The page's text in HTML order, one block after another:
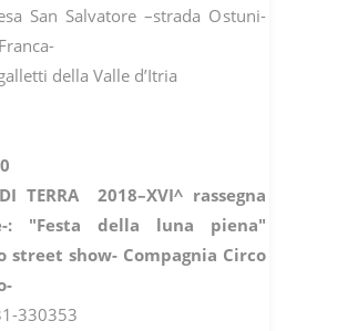
San Salvatore –strada Ostuni-
della Valle d’Itria
TERRA 2018–XVI^ rassegna
: "Festa della luna piena"
street show- Compagnia Circo
330353